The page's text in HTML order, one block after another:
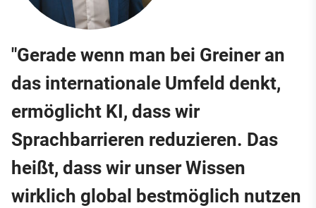
"Gerade wenn man bei Greiner an
das internationale Umfeld denkt,
ermöglicht KI, dass wir
Sprachbarrieren reduzieren. Das
heißt, dass wir unser Wissen
wirklich global bestmöglich nutzen